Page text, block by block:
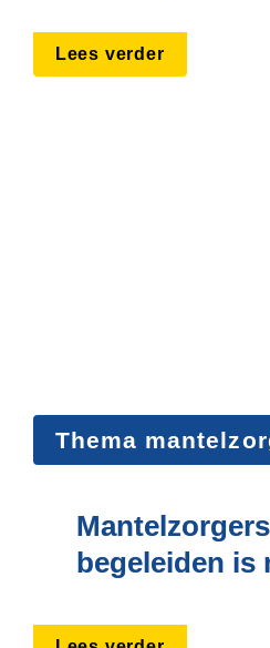
Lees verder
Thema
Mantelzorgers
begeleiden is